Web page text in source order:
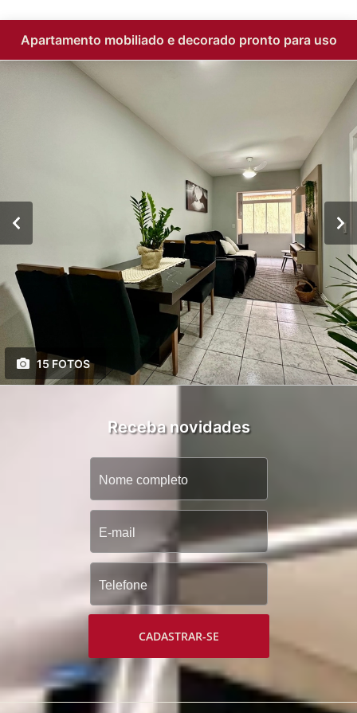
Apartamento mobiliado e decorado pronto para uso
15 FOTOS
Receba novidades
CADASTRAR-SE